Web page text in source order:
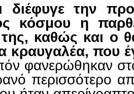
διέφυγε την
κόσμου η
καθώς και ο
κραυγαλέα, που
φανερώθηκαν
περισσότερο